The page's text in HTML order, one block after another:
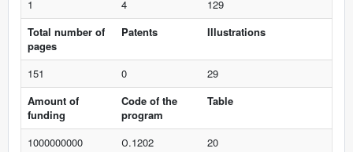
1 4
129
Total number of
pages
Patents Illustrations
151 0
29
Amount of
funding
Code of the
program
Table
1000000000 О.1202
20